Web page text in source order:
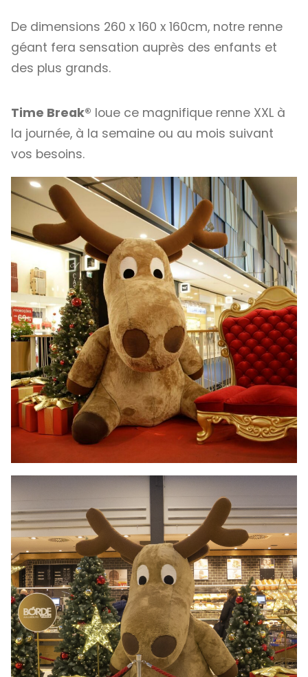
De dimensions 260 x 160 x 160cm, notre renne
géant fera sensation auprès des enfants et
des plus grands.
Time Break® loue ce magnifique renne XXL à
la journée, à la semaine ou au mois suivant
vos besoins.